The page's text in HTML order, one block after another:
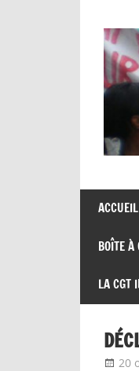
content
de
ACCUEIL
BOÎTE
LA CGT
20